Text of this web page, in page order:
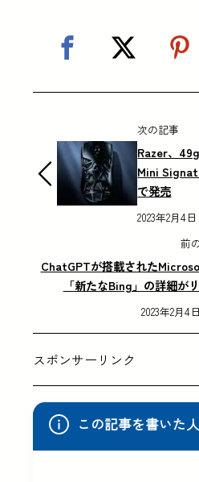
次の記事
Razer、
Mini
で発売
2023年2月4
前
ChatGPTが搭載された
「新たなBing」の詳細が
2023年2月4
スポンサーリンク
この記事を書いた人